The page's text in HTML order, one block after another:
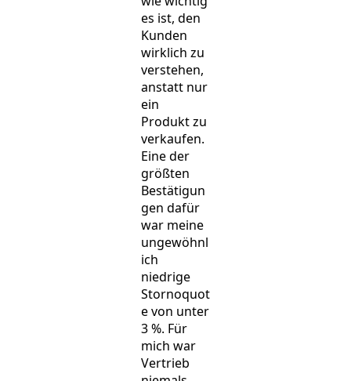
es ist, den
Kunden
wirklich zu
verstehen,
anstatt nur
ein
Produkt zu
verkaufen.
Eine der
größten
Bestätigun
gen dafür
war meine
ungewöhnl
ich
niedrige
Stornoquot
e von unter
3 %. Für
mich war
Vertrieb